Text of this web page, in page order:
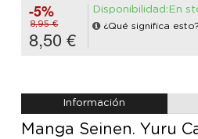
-5%
8,95 €
8,50 €
Disponibilidad:En
¿Qué significa esto?
Información
Manga Seinen. Yuru